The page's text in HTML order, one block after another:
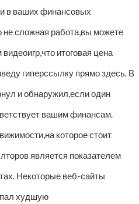
в ваших финансовых
не сложная работа,вы можете
итоговая цена
гиперссылку прямо здесь. В
и обнаружил,если один
вашим финансам.
которое стоит
является показателем
Некоторые веб-сайты
худшую